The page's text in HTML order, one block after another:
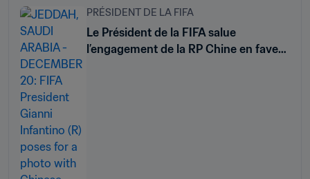
PRÉSIDENT DE LA FIFA
Le Président de la FIFA salue
l’engagement de la RP Chine en faveur